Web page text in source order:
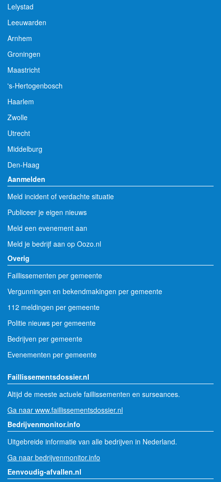
Lelystad
Leeuwarden
Arnhem
Groningen
Maastricht
's-Hertogenbosch
Haarlem
Zwolle
Utrecht
Middelburg
Den-Haag
Aanmelden
Meld incident of verdachte situatie
Publiceer je eigen nieuws
Meld een evenement aan
Meld je bedrijf aan op Oozo.nl
Overig
Faillissementen per gemeente
Vergunningen en bekendmakingen per gemeente
112 meldingen per gemeente
Politie nieuws per gemeente
Bedrijven per gemeente
Evenementen per gemeente
Faillissementsdossier.nl
Altijd de meeste actuele faillissementen en surseances.
Ga naar www.faillissementsdossier.nl
Bedrijvenmonitor.info
Uitgebreide informatie van alle bedrijven in Nederland.
Ga naar bedrijvenmonitor.info
Eenvoudig-afvallen.nl